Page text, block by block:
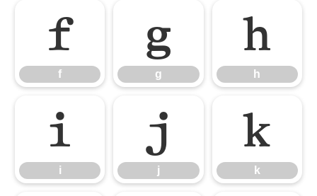
f
f
g
g
h
h
i
i
j
j
k
k